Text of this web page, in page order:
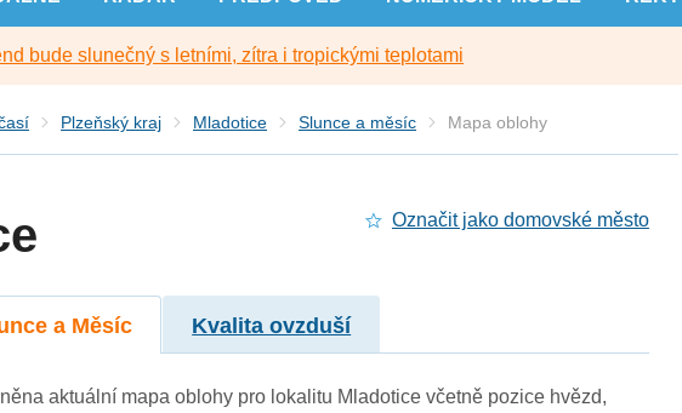
bude slunečný s letními, zítra i tropickými teplotami
Plzeňský kraj Mladotice Slunce a měsíc Mapa oblohy
Označit jako domovské město
a Měsíc Kvalita ovzduší
aktuální mapa oblohy pro lokalitu Mladotice včetně pozice hvězd,